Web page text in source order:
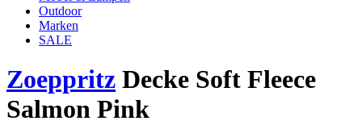
Outdoor
Marken
SALE
Zoeppritz Decke Soft Fleece
Salmon Pink